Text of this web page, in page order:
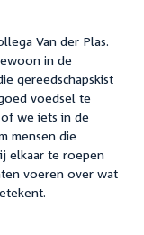
Van der Plas.
in de
gereedschapskist
voedsel te
we iets in de
mensen die
elkaar te roepen
voeren over wat